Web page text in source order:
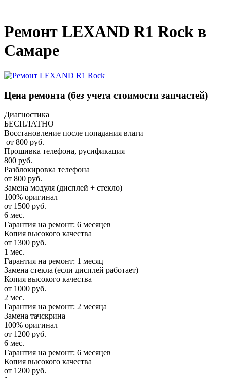
Ремонт LEXAND R1 Rock в
Самаре
Цена ремонта (без учета стоимости запчастей)
Диагностика
БЕСПЛАТНО
Восстановление после попадания влаги
от 800 руб.
Прошивка телефона, русификация
800 руб.
Разблокировка телефона
от 800 руб.
Замена модуля (дисплей + стекло)
100% оригинал
от 1500 руб.
6 мес.
Гарантия на ремонт: 6 месяцев
Копия высокого качества
от 1300 руб.
1 мес.
Гарантия на ремонт: 1 месяц
Замена стекла (если дисплей работает)
Копия высокого качества
от 1000 руб.
2 мес.
Гарантия на ремонт: 2 месяца
Замена тачскрина
100% оригинал
от 1200 руб.
6 мес.
Гарантия на ремонт: 6 месяцев
Копия высокого качества
от 1200 руб.